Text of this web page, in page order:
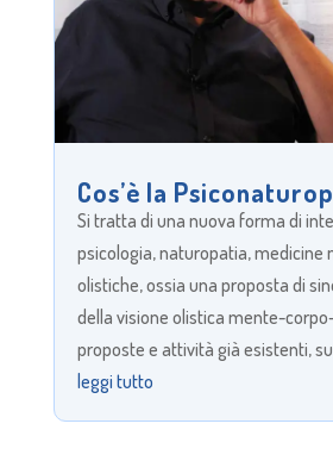
Cos’è la
Si tratta di una nuova forma di
psicologia, naturopatia, medicine
olistiche, ossia una proposta di
della visione olistica mente-
proposte e attività già esistenti,
leggi tutto